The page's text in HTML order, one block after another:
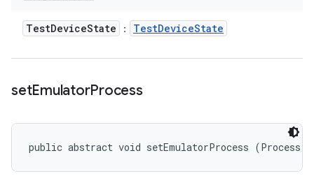
TestDeviceState ： TestDeviceState
setEmulatorProcess
public abstract void setEmulatorProcess (Process